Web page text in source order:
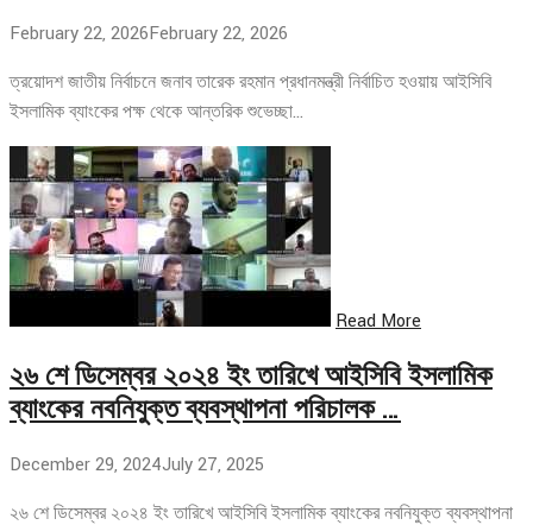
February 22, 2026February 22, 2026
ত্রয়োদশ জাতীয় নির্বাচনে জনাব তারেক রহমান প্রধানমন্ত্রী নির্বাচিত হওয়ায় আইসিবি
ইসলামিক ব্যাংকের পক্ষ থেকে আন্তরিক শুভেচ্ছা…
Read More
২৬ শে ডিসেম্বর ২০২৪ ইং তারিখে আইসিবি ইসলামিক
ব্যাংকের নবনিযুক্ত ব্যবস্থাপনা পরিচালক …
December 29, 2024July 27, 2025
২৬ শে ডিসেম্বর ২০২৪ ইং তারিখে আইসিবি ইসলামিক ব্যাংকের নবনিযুক্ত ব্যবস্থাপনা